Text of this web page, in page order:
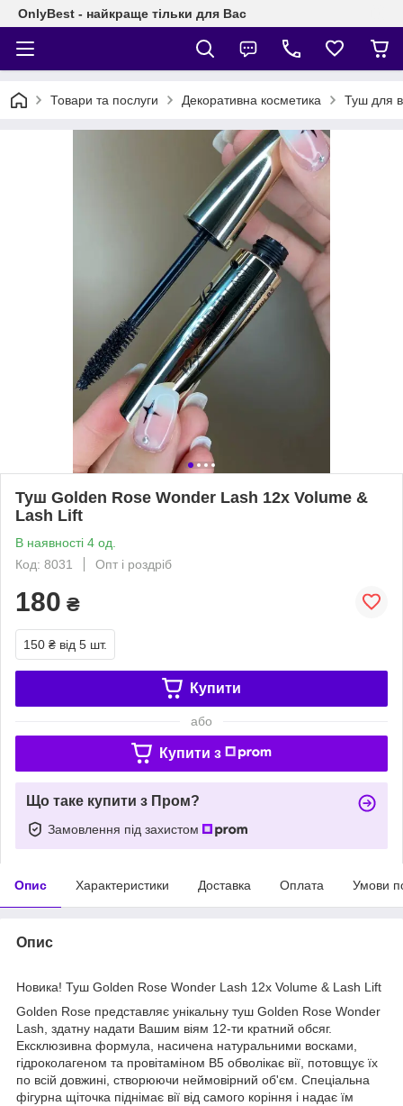
OnlyBest - найкраще тільки для Вас
Товари та послуги Декоративна косметика Туш для
Туш Golden Rose Wonder Lash 12x Volume &
Lash Lift
В наявності 4 од.
Код: 8031
Опт і роздріб
180 ₴
150 ₴ від 5 шт.
Купити
або
Купити з
Що таке купити з Пром?
Замовлення під захистом
Опис Характеристики Доставка Оплата Умови
Опис
Новика! Туш Golden Rose Wonder Lash 12x Volume & Lash Lift
Golden Rose представляє унікальну туш Golden Rose Wonder
Lash, здатну надати Вашим віям 12-ти кратний обсяг.
Ексклюзивна формула, насичена натуральними восками,
гідроколагеном та провітаміном В5 обволікає вії, потовщує їх
по всій довжині, створюючи неймовірний об'єм. Спеціальна
фігурна щіточка піднімає вії від самого коріння і надає їм